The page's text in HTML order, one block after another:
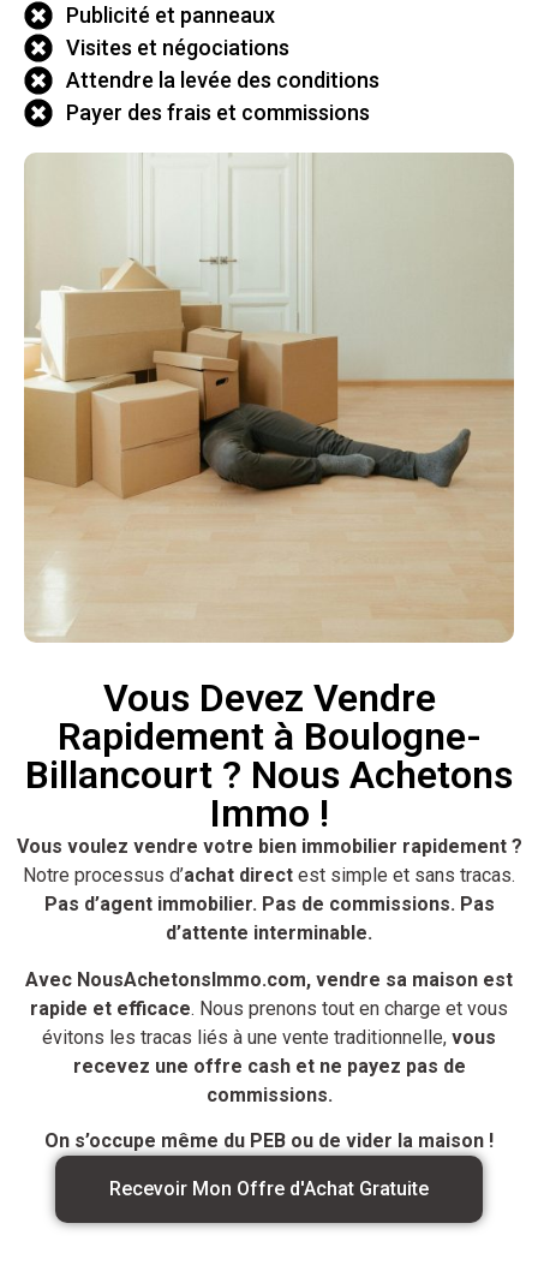
Publicité et panneaux
Visites et négociations
Attendre la levée des conditions
Payer des frais et commissions
Vous Devez Vendre
Rapidement à Boulogne-
Billancourt ? Nous Achetons
Immo !
Vous voulez vendre votre bien immobilier rapidement ?
Notre processus d’achat direct est simple et sans tracas.
Pas d’agent immobilier. Pas de commissions. Pas
d’attente interminable.
Avec NousAchetonsImmo.com, vendre sa maison est
rapide et efficace. Nous prenons tout en charge et vous
évitons les tracas liés à une vente traditionnelle, vous
recevez une offre cash et ne payez pas de
commissions.
On s’occupe même du PEB ou de vider la maison !
Recevoir Mon Offre d'Achat Gratuite